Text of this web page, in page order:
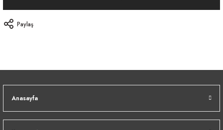
Paylaş
Anasayfa